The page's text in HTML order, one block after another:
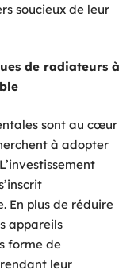
soucieux de leur
de radiateurs à
sont au cœur
à adopter
En plus de réduire
appareils
forme de
leur